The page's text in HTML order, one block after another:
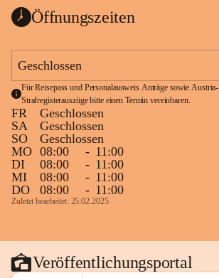
Öffnungszeiten
Geschlossen
Für Reisepass und Personalausweis Anträge sowie
Strafregisterauszüge bitte einen Termin vereinbaren.
FR
Geschlossen
SA
Geschlossen
SO
Geschlossen
MO 08:00 - 11:00
DI
08:00 - 11:00
MI
08:00 - 11:00
DO
08:00 - 11:00
Zuletzt bearbeitet: 25.02.2025
Veröffentlichungsportal